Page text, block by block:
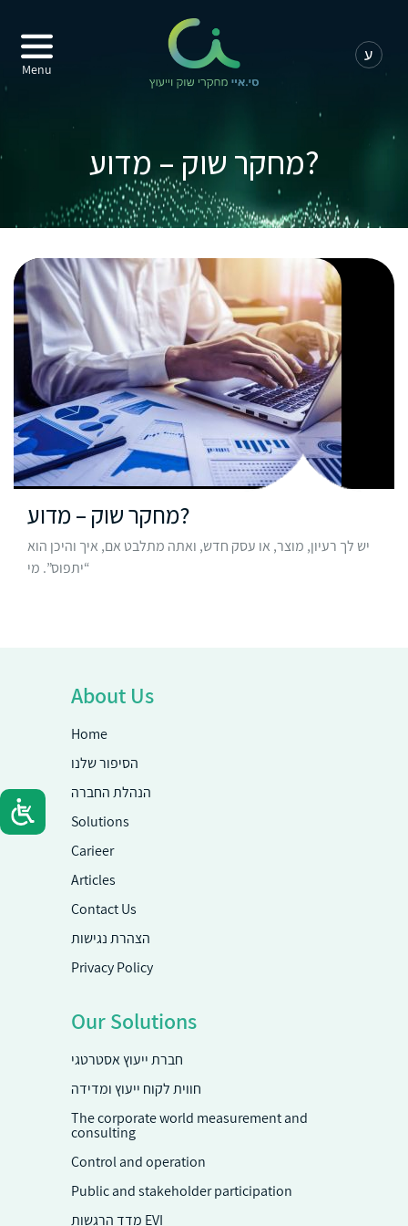
Menu
מחקר שוק – מדוע?
מחקר שוק – מדוע?
יש לך רעיון, מוצר, או עסק חדש, ואתה מתלבט אם, איך והיכן הוא
“יתפוס”. מי
About Us
Home
הסיפור שלנו
הנהלת החברה
Solutions
Carieer
Articles
Contact Us
הצהרת נגישות
Privacy Policy
Our Solutions
חברת ייעוץ אסטרטגי
חווית לקוח ייעוץ ומדידה
The corporate world measurement and
consulting
Control and operation
Public and stakeholder participation
מדד הרגשות EVI